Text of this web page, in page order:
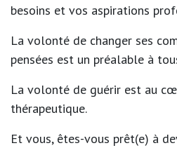
besoins et vos aspirations
La volonté de changer ses
pensées est un préalable à
La volonté de guérir est au
thérapeutique.
Et vous, êtes-vous prêt(e) à